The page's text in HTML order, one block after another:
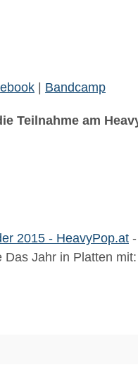
Bandcamp
Teilnahme am
2015 - HeavyPop.at
Das Jahr in Platten